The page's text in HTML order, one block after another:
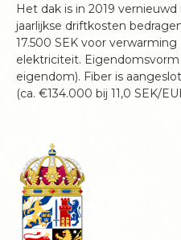
Het dak is in 2019
jaarlijkse driftkosten
17.500 SEK voor
elektriciteit.
eigendom). Fiber is
(ca. €134.000 bij 11,0 SEK/